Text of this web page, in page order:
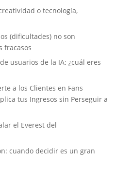
o tecnología,
(dificultades) no son
fracasos
usuarios de la IA: ¿cuál eres
a los Clientes en Fans
tus Ingresos sin Perseguir a
el Everest del
cuando decidir es un gran